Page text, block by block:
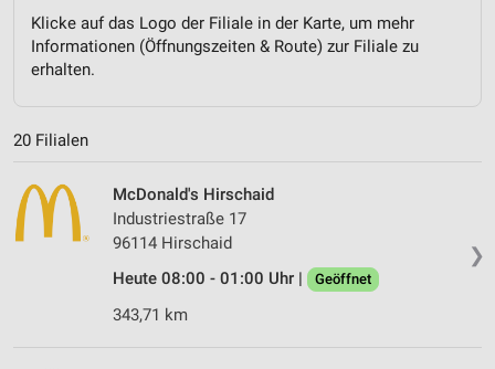
Klicke auf das Logo der Filiale in der Karte, um mehr
Informationen (Öffnungszeiten & Route) zur Filiale zu
erhalten.
20 Filialen
❯
McDonald's Hirschaid
Industriestraße 17
96114 Hirschaid
Heute 08:00 - 01:00 Uhr |
Geöffnet
343,71 km